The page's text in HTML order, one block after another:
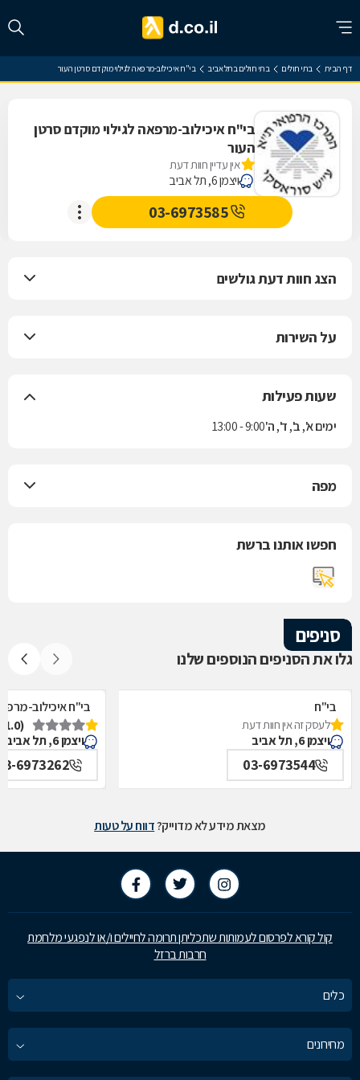
דף הבית בתי חולים בתי חולים בתל אביב בי"ח איכילוב-מרפאה לגילוי מוקדם סרטן העור
בי"ח איכילוב-מרפאה לגילוי מוקדם סרטן
העור
אין עדיין חוות דעת
ויצמן 6, תל אביב
03-6973585
הצג חוות דעת גולשים
על השירות
שעות פעילות
ימים א', ב', ד', ה'9:00 - 13:00
מפה
חפשו אותנו ברשת
סניפים
גלו את הסניפים הנוספים שלנו
בי"ח
איכילוב-אף,אוזן,גרון,ניתוחי-ראש,צוואר,פה,לסתות-מערך,
תל אביב
לעסק זה אין חוות דעת
ויצמן 6, תל אביב
03-6973544
בי"ח איכילוב-
תל אביב
(1.0)
ויצמן 6, תל אביב
6973262
מצאת מידע לא מדוייק?דווח על טעות
קול קורא לפרסום לעמותות שתכליתן תרומה לחיילים ו/או לנפגעי מלחמת
חרבות ברזל
כלים
מחירונים